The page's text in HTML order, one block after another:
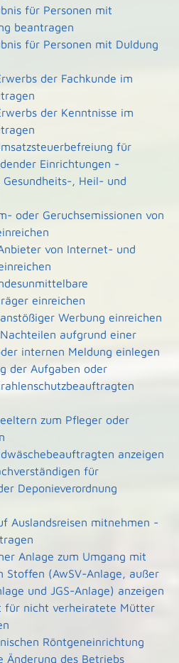
für Personen mit
beantragen
für Personen mit Duldung
der Fachkunde im
der Kenntnisse im
für
Einrichtungen -
, Heil- und
oder Geruchsemissionen von
von Internet- und
einreichen
Werbung einreichen
aufgrund einer
internen Meldung einlegen
der Aufgaben oder
zum Pfleger oder
anzeigen
für
Deponieverordnung
Auslandsreisen mitnehmen -
Anlage zum Umgang mit
Stoffen (AwSV-Anlage, außer
und JGS-Anlage) anzeigen
für nicht verheiratete Mütter
Röntgeneinrichtung
Änderung des Betriebs